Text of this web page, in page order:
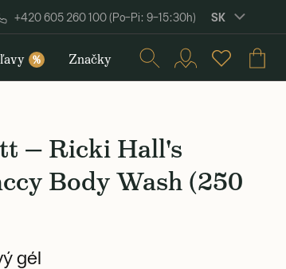
+420 605 260 100 (Po–Pi: 9–15:30h) SK
% Značky
— Ricki Hall's
Body Wash (250
gél